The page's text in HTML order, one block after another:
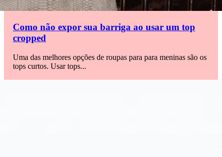
Como não expor sua barriga ao usar um top
cropped
Uma das melhores opções de roupas para para meninas são os
tops curtos. Usar tops...